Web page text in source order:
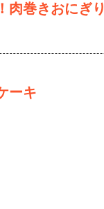
肉巻きおにぎり
ーキ